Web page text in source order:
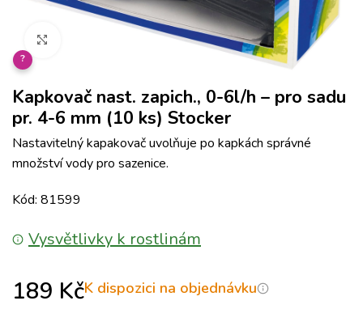
Klikněte pro zvětšení
?
Kapkovač nast. zapich., 0-6l/h – pro sadu
pr. 4-6 mm (10 ks) Stocker
Nastavitelný kapakovač uvolňuje po kapkách správné
množství vody pro sazenice.
Kód: 81599
Vysvětlivky k rostlinám
189 KčK dispozici na objednávku